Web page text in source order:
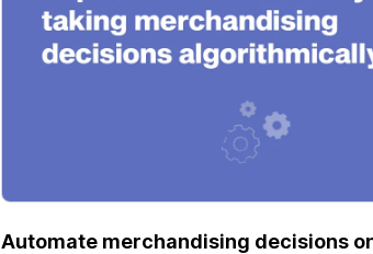
Automate merchandising decisions